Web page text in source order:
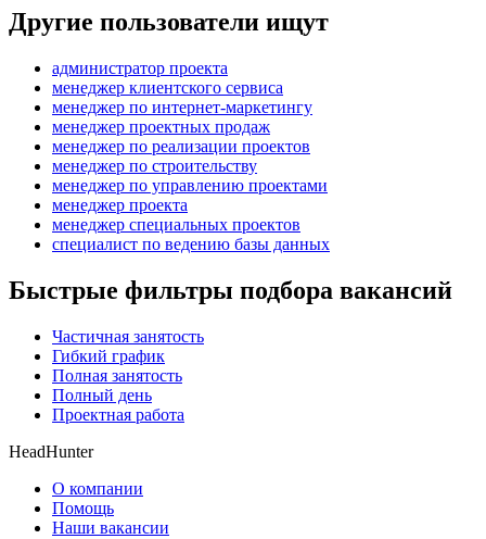
Другие пользователи ищут
администратор проекта
менеджер клиентского сервиса
менеджер по интернет-маркетингу
менеджер проектных продаж
менеджер по реализации проектов
менеджер по строительству
менеджер по управлению проектами
менеджер проекта
менеджер специальных проектов
специалист по ведению базы данных
Быстрые фильтры подбора вакансий
Частичная занятость
Гибкий график
Полная занятость
Полный день
Проектная работа
HeadHunter
О компании
Помощь
Наши вакансии